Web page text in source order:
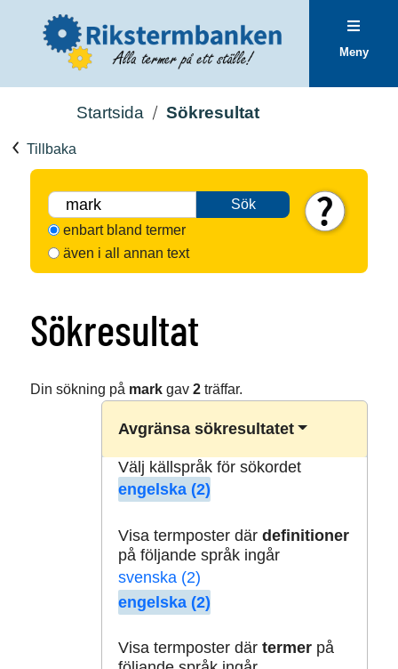
Meny
Startsida Sökresultat
Tillbaka
Sök
enbart bland termer
även i all annan text
Sökresultat
Din sökning på markgav 2träffar.
Avgränsa sökresultatet
Välj källspråk för sökordet
engelska (2)
Visa termposter där definitioner
på följande språk ingår
svenska (2)
engelska (2)
Visa termposter där termerpå